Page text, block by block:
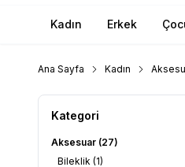
Kadın Erkek
Ana Sayfa Kadın
Kategori
Aksesuar (27)
Bileklik (1)